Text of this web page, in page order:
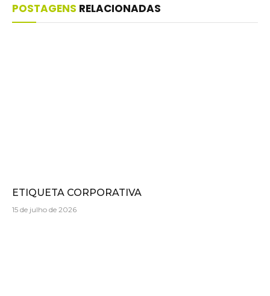
POSTAGENS RELACIONADAS
ETIQUETA CORPORATIVA
15 de julho de 2026